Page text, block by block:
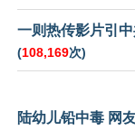
一则热传影片引
(108,169次)
陆幼儿铅中毒 网